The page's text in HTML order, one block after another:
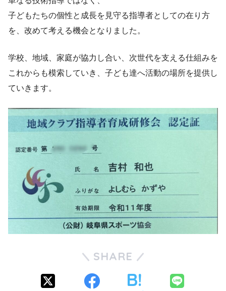
子どもたちの個性と成長を見守る指導者としての在り方
を、改めて考える機会となりました。
学校、地域、家庭が協力し合い、次世代を支える仕組みを
これからも模索していき、子ども達へ活動の場所を提供し
ていきます。
SHARE